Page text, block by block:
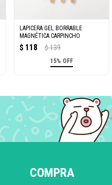
LAPICERA GEL BORRABLE
MAGNÉTICA CARPINCHO
$ 118 $ 139
15% OFF
COMPRA